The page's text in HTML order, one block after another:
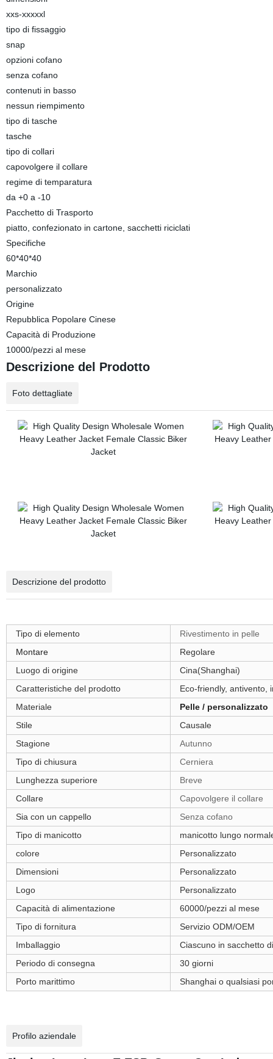
xxs-xxxxxl
tipo di fissaggio
snap
opzioni cofano
senza cofano
contenuti in basso
nessun riempimento
tipo di tasche
tasche
tipo di collari
capovolgere il collare
regime di temparatura
da +0 a -10
Pacchetto di Trasporto
piatto, confezionato in cartone, sacchetti riciclati
Specifiche
60*40*40
Marchio
personalizzato
Origine
Repubblica Popolare Cinese
Capacità di Produzione
10000/pezzi al mese
Descrizione del Prodotto
Foto dettagliate
Descrizione del prodotto
Tipo di elemento
Rivestimento in pelle
Montare
Regolare
Luogo di origine
Cina(Shanghai)
Caratteristiche del prodotto
Eco-friendly, antivento,
Materiale
Pelle / personalizzato
Stile
Causale
Stagione
Autunno
Tipo di chiusura
Cerniera
Lunghezza superiore
Breve
Collare
Capovolgere il collare
Sia con un cappello
Senza cofano
Tipo di manicotto
manicotto lungo
colore
Personalizzato
Dimensioni
Personalizzato
Logo
Personalizzato
Capacità di alimentazione
60000/pezzi al mese
Tipo di fornitura
Servizio ODM/OEM
Imballaggio
Ciascuno in sacchetto
Periodo di consegna
30 giorni
Porto marittimo
Shanghai o qualsiasi
Profilo aziendale